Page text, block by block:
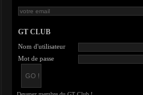
GT CLUB
Nom d'utilisateur
Mot de passe